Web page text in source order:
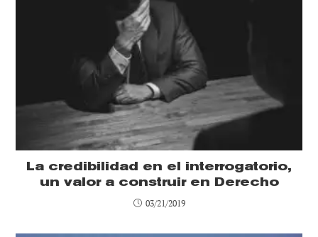
La credibilidad en el interrogatorio,
un valor a construir en Derecho
03/21/2019